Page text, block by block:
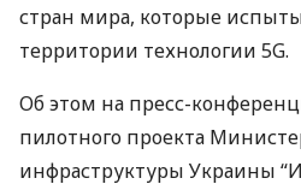
стран мира, которые
территории технологии 5G.
Об этом на пресс-
пилотного проекта
инфраструктуры Украины